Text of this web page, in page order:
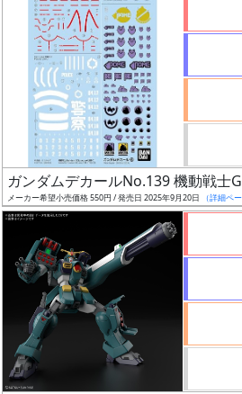
グ
レ
ー
ル
ガンダムデカールNo.139 機動戦
メーカー希望小売価格 550円 / 発売日 2025年9月20日 （詳細ペー